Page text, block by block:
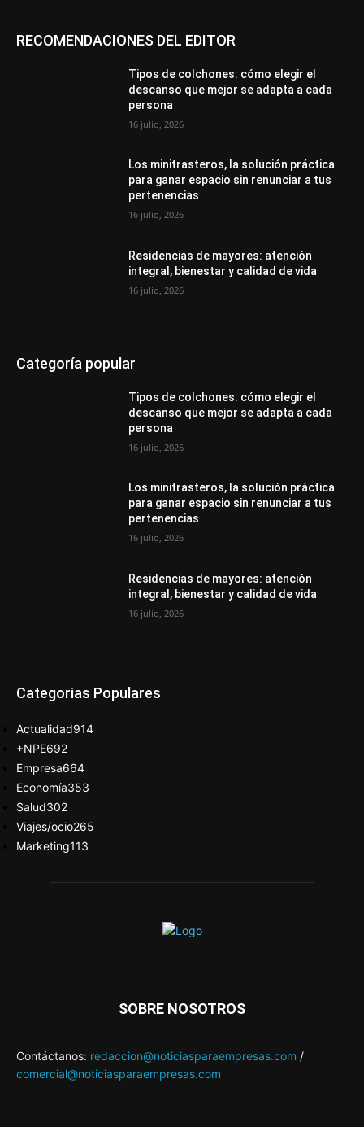
RECOMENDACIONES DEL EDITOR
Tipos de colchones: cómo elegir el
descanso que mejor se adapta a cada
persona
16 julio, 2026
Los minitrasteros, la solución práctica
para ganar espacio sin renunciar a tus
pertenencias
16 julio, 2026
Residencias de mayores: atención
integral, bienestar y calidad de vida
16 julio, 2026
Categoría popular
Tipos de colchones: cómo elegir el
descanso que mejor se adapta a cada
persona
16 julio, 2026
Los minitrasteros, la solución práctica
para ganar espacio sin renunciar a tus
pertenencias
16 julio, 2026
Residencias de mayores: atención
integral, bienestar y calidad de vida
16 julio, 2026
Categorias Populares
Actualidad914
+NPE692
Empresa664
Economía353
Salud302
Viajes/ocio265
Marketing113
SOBRE NOSOTROS
Contáctanos: redaccion@noticiasparaempresas.com /
comercial@noticiasparaempresas.com